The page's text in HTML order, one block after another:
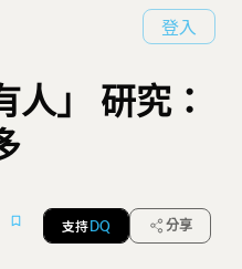
登入
人」 研究：
支持 DQ 分享